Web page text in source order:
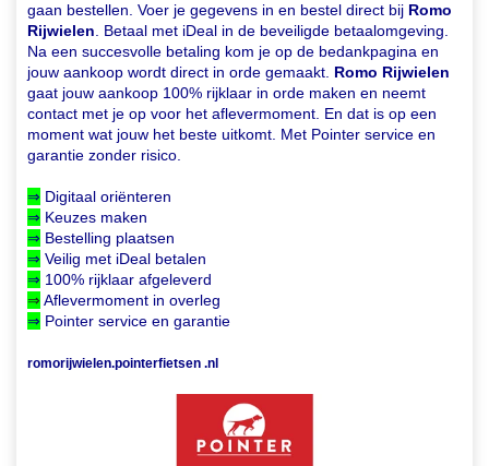
gaan bestellen. Voer je gegevens in en bestel direct bij Romo
Rijwielen. Betaal met iDeal in de beveiligde betaalomgeving.
Na een succesvolle betaling kom je op de bedankpagina en
jouw aankoop wordt direct in orde gemaakt. Romo Rijwielen
gaat jouw aankoop 100% rijklaar in orde maken en neemt
contact met je op voor het aflevermoment. En dat is op een
moment wat jouw het beste uitkomt. Met Pointer service en
garantie zonder risico.
⇒ Digitaal oriënteren
⇒ Keuzes maken
⇒ Bestelling plaatsen
⇒ Veilig met iDeal betalen
⇒ 100% rijklaar afgeleverd
⇒ Aflevermoment in overleg
⇒ Pointer service en garantie
romorijwielen.pointerfietsen .nl